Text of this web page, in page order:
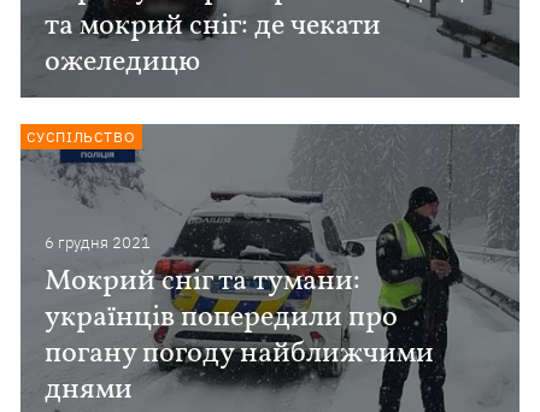
та мокрий сніг: де чекати
ожеледицю
6 грудня 2021
Мокрий сніг та тумани:
українців попередили про
погану погоду найближчими
днями
СУСПІЛЬСТВО